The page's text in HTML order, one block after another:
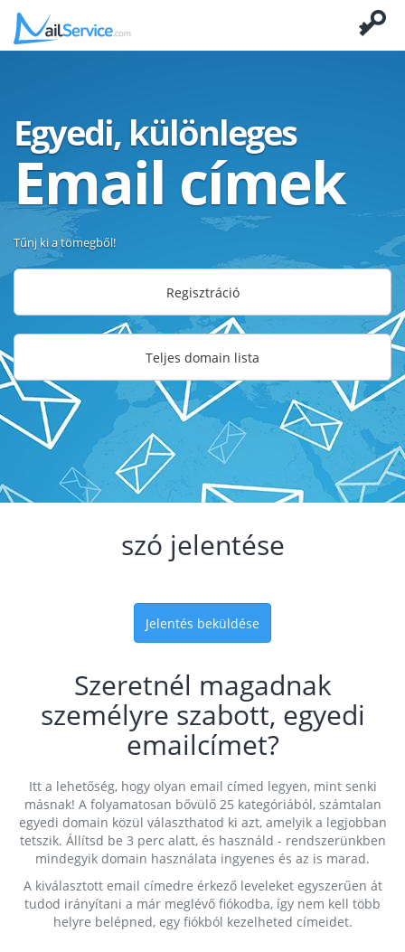
Egyedi, különleges
Email címek
Tűnj ki a tömegből!
Regisztráció
Teljes domain lista
szó jelentése
Jelentés beküldése
Szeretnél magadnak
személyre szabott, egyedi
emailcímet?
Itt a lehetőség, hogy olyan email címed legyen, mint senki
másnak! A folyamatosan bővülő 25 kategóriából, számtalan
egyedi domain közül választhatod ki azt, amelyik a legjobban
tetszik. Állítsd be 3 perc alatt, és használd - rendszerünkben
mindegyik domain használata ingyenes és az is marad.
A kiválasztott email címedre érkező leveleket egyszerűen át
tudod irányítani a már meglévő fiókodba, így nem kell több
helyre belépned, egy fiókból kezelheted címeidet.